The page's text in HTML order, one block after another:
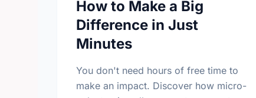
How to Make a Big
Difference in Just
Minutes
You don't need hours of free time to
make an impact. Discover how micro-